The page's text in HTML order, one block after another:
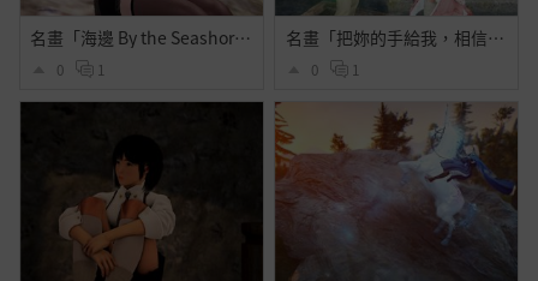
名畫「海邊 By the Seashore」
0 1
名畫「把妳的手給我，相信我」
0 1